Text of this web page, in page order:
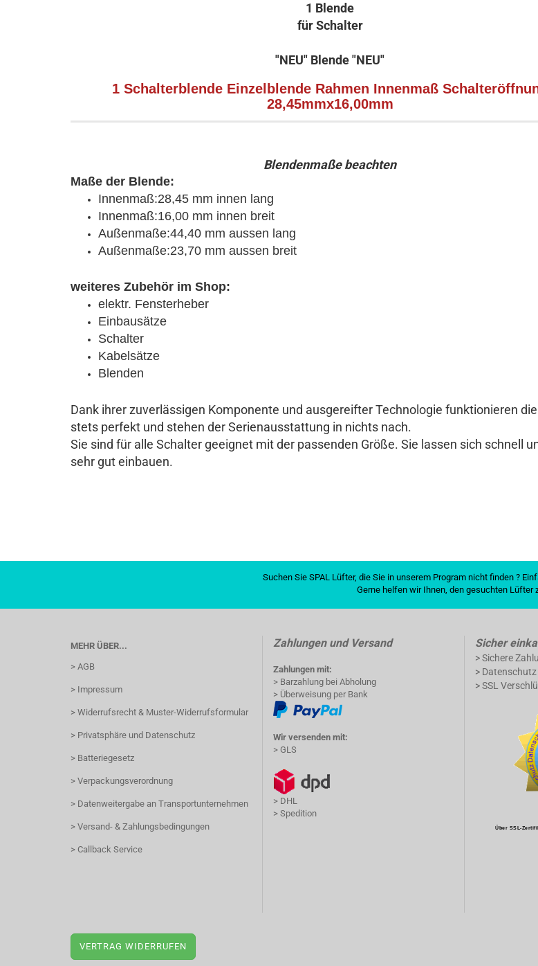
1 Blende
für Schalter
"NEU" Blende "NEU"
1 Schalterblende Einzelblende Rahmen Innenmaß
28,45mmx16,00mm
Blendenmaße beachten
Maße der Blende:
Innenmaß:28,45 mm innen lang
Innenmaß:16,00 mm innen breit
Außenmaße:44,40 mm aussen lang
Außenmaße:23,70 mm aussen breit
weiteres Zubehör im Shop:
elektr. Fensterheber
Einbausätze
Schalter
Kabelsätze
Blenden
Dank ihrer zuver­lässigen Kom­ponente und aus­gereifter Tech­nologie funk­tionieren
stets per­fekt und stehen der Serien­aus­stattung in nichts nach.
Sie sind für alle Schalter ge­eignet mit der passenden Größe. Sie lassen sich schnell
sehr gut ein­bauen.
Suchen Sie SPAL Lüfter, die Sie in unserem Program nicht finden ?
Gerne helfen wir Ihnen, den gesuchten Lüfter
MEHR ÜBER...
> AGB
> Impressum
> Widerrufsrecht & Muster-Widerrufsformular
> Privatsphäre und Datenschutz
> Batteriegesetz
> Verpackungsverordnung
> Datenweitergabe an Transportunternehmen
> Versand- & Zahlungsbedingungen
> Callback Service
Zahlungen und Versand
Zahlungen mit:
> Barzahlung bei Abholung
> Überweisung per Bank
Wir versenden mit:
> GLS
> DHL
> Spedition
Sicher
> Sichere
> Datenschutz
> SSL
Über SSL-
VERTRAG WIDERRUFEN